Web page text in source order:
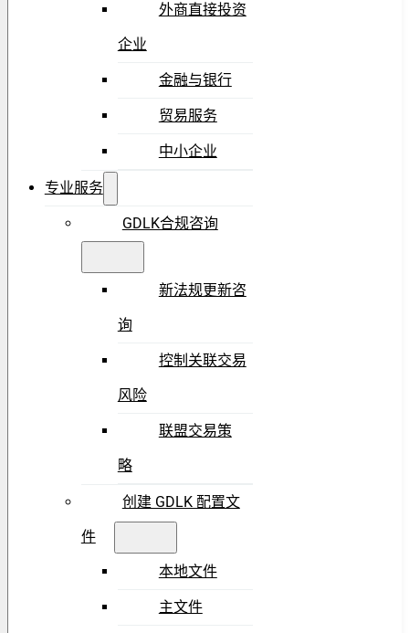
外商直接投资
企业
金融与银行
贸易服务
中小企业
专业服务
GDLK合规咨询
新法规更新咨
询
控制关联交易
风险
联盟交易策
略
创建 GDLK 配置文
件
本地文件
主文件